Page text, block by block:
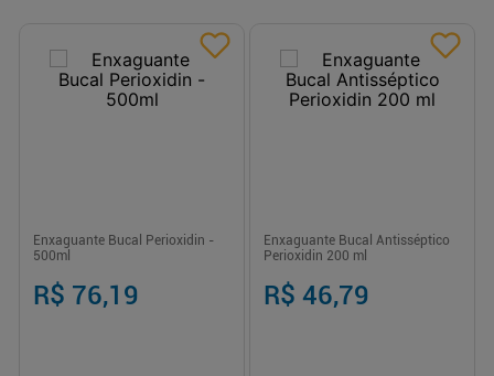
Enxaguante Bucal Perioxidin -
500ml
R$ 76,19
Enxaguante Bucal Antisséptico
Perioxidin 200 ml
R$ 46,79